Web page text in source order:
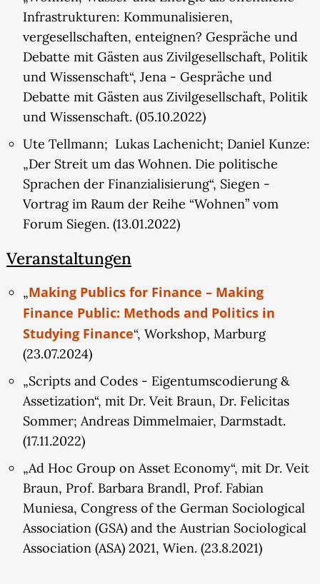
und der „nature based finance“ in
konkreten Konflikten um die Nutzung und den
Wert von Landeigentum niederschlagen. Das dritte
Vorhaben wechselt auf die Ebene der Stadt und
ihres Umlandes am Beispiel Berlins. Um die
Wasserversorgung in der Stadt zu gewährleisten,
muss die hydrologische Verbundenheit mit dem
Umland neu in die Planung der
Wasserversorgung einbezogen werden. Die
Finanzierung der anstehenden Investitionen wird
im Kontext knapper öffentlicher Kassen über
bereitgestellt. Das Projekt erforscht
widersprüchlichen Zusammenhang zwischen der
Sorge um die hydrologische Verbundenheit und
der Herausgabe finanzialisierter Eigentumstitel.
Das Teilprojekt will die empirischen Ergebnisse auf
die Frage hin bündeln, ob und inwiefern
Wassersicherheit und Finanzialisierung einen
ökologischen Strukturwandel des Eigentums
bedingen. Die Diagnose eines ökologischen
Strukturwandels des Eigentums knüpft an die
These von Pierre Charbonnier an, dass das
frühmoderne liberale Eigentumsdenken eine
vergessene, konstitutive Ausrichtung auf die
räumlich-materielle und damit
Infrastrukturen: Kommunalisieren,
vergesellschaften, enteignen? Gespräche und
Debatte mit Gästen aus Zivilgesellschaft, Politik
und Wissenschaft“, Jena - Gespräche und
Debatte mit Gästen aus Zivilgesellschaft, Politik
und Wissenschaft. (05.10.2022)
Ute Tellmann; Lukas Lachenicht; Daniel Kunze:
„Der Streit um das Wohnen. Die politische
Sprachen der Finanzialisierung“, Siegen -
Vortrag im Raum der Reihe “Wohnen” vom
Forum Siegen. (13.01.2022)
Veranstaltungen
„Making Publics for Finance – Making
Finance Public: Methods and Politics in
Studying Finance“, Workshop, Marburg
(23.07.2024)
„Scripts and Codes - Eigentumscodierung &
Assetization“, mit Dr. Veit Braun, Dr. Felicitas
Sommer; Andreas Dimmelmaier, Darmstadt.
(17.11.2022)
„Ad Hoc Group on Asset Economy“, mit Dr. Veit
Braun, Prof. Barbara Brandl, Prof. Fabian
Muniesa, Congress of the German Sociological
Association (GSA) and the Austrian Sociological
Association (ASA) 2021, Wien. (23.8.2021)